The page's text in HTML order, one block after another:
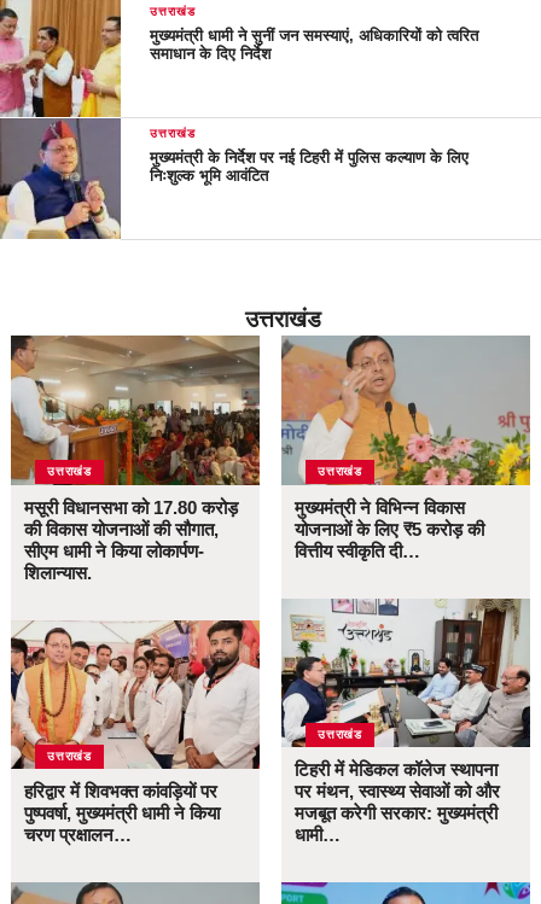
उत्तराखंड
मुख्यमंत्री धामी ने सुनीं जन समस्याएं, अधिकारियों को त्वरित
समाधान के दिए निर्देश
उत्तराखंड
मुख्यमंत्री के निर्देश पर नई टिहरी में पुलिस कल्याण के लिए
निःशुल्क भूमि आवंटित
उत्तराखंड
उत्तराखंड
मसूरी विधानसभा को 17.80 करोड़
की विकास योजनाओं की सौगात,
सीएम धामी ने किया लोकार्पण-
शिलान्यास.
उत्तराखंड
हरिद्वार में शिवभक्त कांवड़ियों पर
पुष्पवर्षा, मुख्यमंत्री धामी ने किया
चरण प्रक्षालन…
उत्तराखंड
मुख्यमंत्री ने विभिन्न विकास
योजनाओं के लिए ₹5 करोड़ की
वित्तीय स्वीकृति दी…
उत्तराखंड
टिहरी में मेडिकल कॉलेज स्थापना
पर मंथन, स्वास्थ्य सेवाओं को और
मजबूत करेगी सरकार: मुख्यमंत्री
धामी…